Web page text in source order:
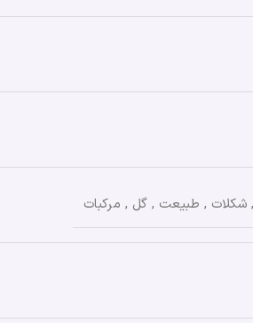
, شکلات , طبیعت , گل , مرکبات